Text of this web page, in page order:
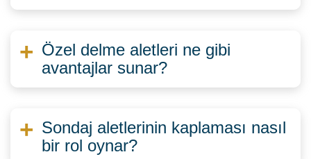
Özel delme aletleri ne gibi
avantajlar sunar?
Sondaj aletlerinin kaplaması nasıl
bir rol oynar?